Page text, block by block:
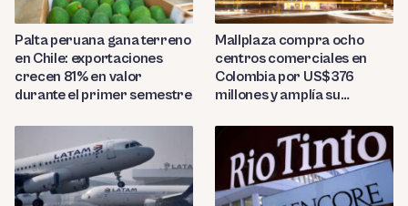
Palta peruana gana terreno
en Chile: exportaciones
crecen 81% en valor
durante el primer semestre
Mallplaza compra ocho
centros comerciales en
Colombia por US$376
millones y amplía su